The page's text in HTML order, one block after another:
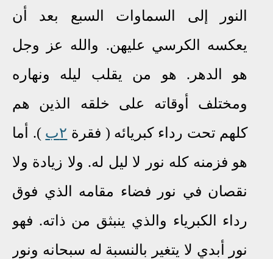
النور إلى السماوات السبع بعد أن
يعكسه الكرسي عليهن. والله عز وجل
هو الدهر. هو من يقلب ليله ونهاره
ومختلف أوقاته على خلقه الذين هم
كلهم تحت رداء كبريائه ( فقرة ٢ب
). أما
هو فزمنه كله نور لا ليل له. ولا زيادة ولا
نقصان في نور فضاء مقامه الذي فوق
رداء الكبرياء والذي ينبثق من ذاته. فهو
نور أبدي لا يتغير بالنسبة له سبحانه ونور